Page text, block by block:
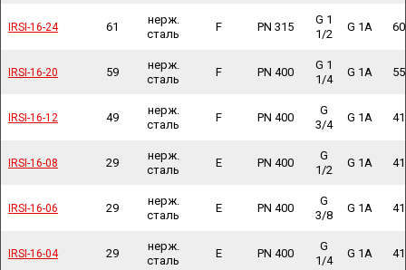
IRSI-16-24 61
нерж.
сталь
F PN 315
G 1
1/2
G 1A 60
IRSI-16-20 59
нерж.
сталь
F PN 400
G 1
1/4
G 1A 55
IRSI-16-12 49
нерж.
сталь
F PN 400
G
3/4
G 1A 41
IRSI-16-08 29
нерж.
сталь
E PN 400
G
1/2
G 1A 41
IRSI-16-06 29
нерж.
сталь
E PN 400
G
3/8
G 1A 41
IRSI-16-04 29
нерж.
сталь
E PN 400
G
1/4
G 1A 41
IRSI-16-24
IRSI-16-20
IRSI-16-12
IRSI-16-08
IRSI-16-06
IRSI-16-04